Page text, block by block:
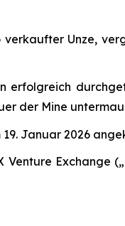
Unze,
erfolgreich
der Mine
Januar 2026
Exchange